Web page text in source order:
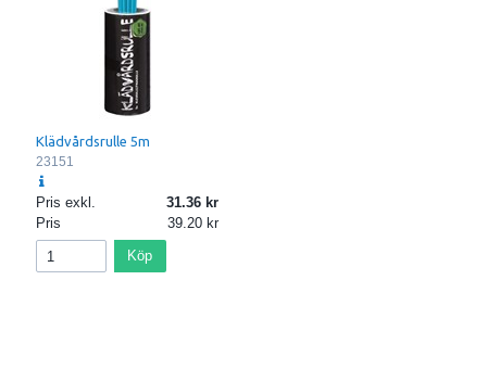
Klädvårdsrulle 5m
23151
Pris exkl.
31.36
Pris
39.20
Köp